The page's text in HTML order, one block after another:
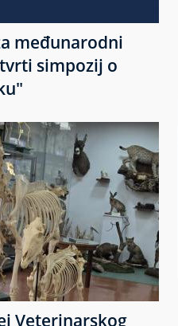
međunarodni
simpozij o
Veterinarskog